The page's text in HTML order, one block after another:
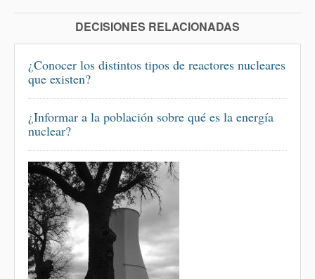
DECISIONES RELACIONADAS
¿Conocer los distintos tipos de reactores nucleares
que existen?
¿Informar a la población sobre qué es la energía
nuclear?